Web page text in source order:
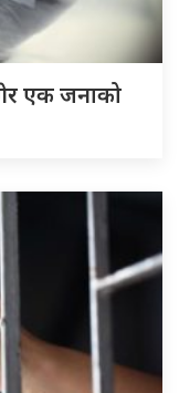
एक जनाको